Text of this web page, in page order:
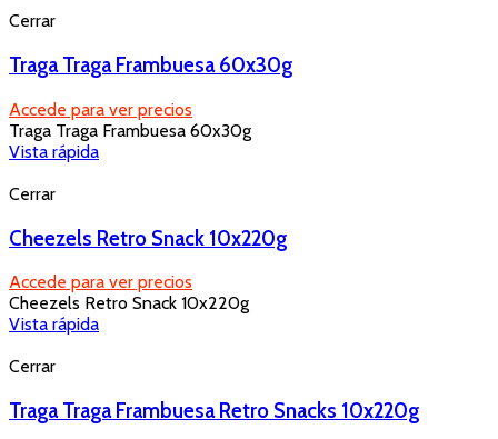
Cerrar
Traga Traga Frambuesa 60x30g
Accede para ver precios
Traga Traga Frambuesa 60x30g
Vista rápida
Cerrar
Cheezels Retro Snack 10x220g
Accede para ver precios
Cheezels Retro Snack 10x220g
Vista rápida
Cerrar
Traga Traga Frambuesa Retro Snacks 10x220g